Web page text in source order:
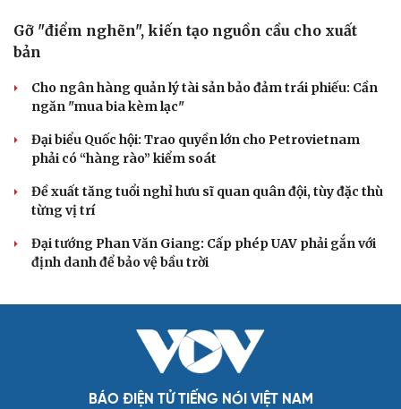
Gỡ "điểm nghẽn", kiến tạo nguồn cầu cho xuất
bản
Cho ngân hàng quản lý tài sản bảo đảm trái phiếu: Cần
ngăn "mua bia kèm lạc"
Đại biểu Quốc hội: Trao quyền lớn cho Petrovietnam
phải có “hàng rào” kiểm soát
Đề xuất tăng tuổi nghỉ hưu sĩ quan quân đội, tùy đặc thù
từng vị trí
Đại tướng Phan Văn Giang: Cấp phép UAV phải gắn với
định danh để bảo vệ bầu trời
BÁO ĐIỆN TỬ TIẾNG NÓI VIỆT NAM